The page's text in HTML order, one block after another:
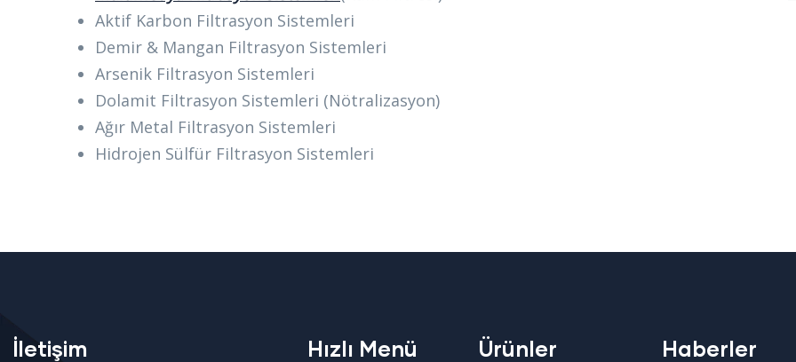
Aktif Karbon Filtrasyon Sistemleri
Demir & Mangan Filtrasyon Sistemleri
Arsenik Filtrasyon Sistemleri
Dolamit Filtrasyon Sistemleri (Nötralizasyon)
Ağır Metal Filtrasyon Sistemleri
Hidrojen Sülfür Filtrasyon Sistemleri
İletişim Hızlı Menü Ürünler Haberler